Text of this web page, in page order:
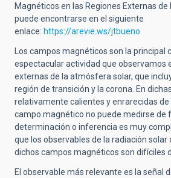
Magnéticos en las Regiones Externas
puede encontrarse en el siguiente
enlace: https://arevie.ws/jtbueno
Los campos magnéticos son la principal
espectacular actividad que observamos
externas de la atmósfera solar, que
región de transición y la corona. En
relativamente calientes y enrarecidas de
campo magnético no puede medirse de
determinación o inferencia es muy
que los observables de la radiación solar
dichos campos magnéticos son difíciles
El observable más relevante es la señal